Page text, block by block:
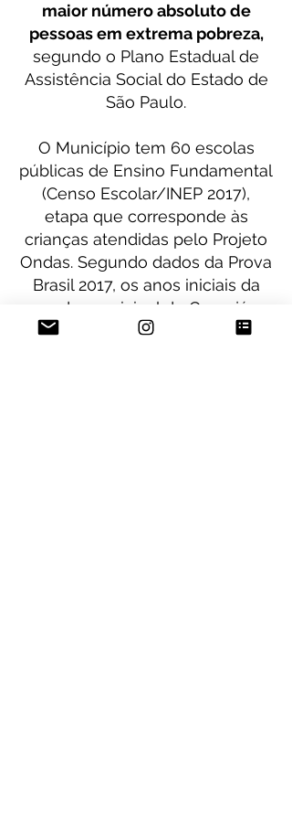
maior número absoluto de
pessoas em extrema pobreza,
segundo o Plano Estadual de
Assistência Social do Estado de
São Paulo.
O Município tem 60 escolas
públicas de Ensino Fundamental
(Censo Escolar/INEP 2017),
etapa que corresponde às
crianças atendidas pelo Projeto
Ondas. Segundo dados da Prova
Brasil 2017, os anos iniciais da
rede municipal do Guarujá
obtiveram média de 6,2 no Ideb